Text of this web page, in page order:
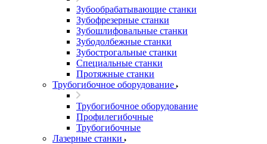
Зубообрабатывающие станки
Зубофрезерные станки
Зубошлифовальные станки
Зубодолбежные станки
Зубострогальные станки
Специальные станки
Протяжные станки
Трубогибочное оборудование
Трубогибочное оборудование
Профилегибочные
Трубогибочные
Лазерные станки